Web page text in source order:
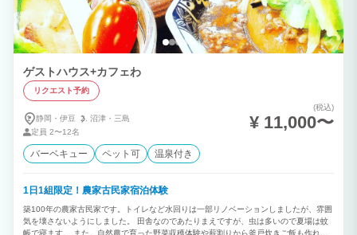
ゲストハウス+カフェわ
リクエスト予約
静岡・伊豆 沼津・ 三島
定員 2〜12名
(税込)
¥ 11,000〜
バーベキュー ペット可 温泉付き
1日1組限定！農家古民家宿泊体験
築100年の農家古民家です。トイレなど水回りは一部リノベーションしましたが、雰囲
気を壊さないようにしました。 田舎なのであたりまえですが、虫は多いので夏場は蚊
帳で寝ます。 また、自然農で育った野菜収穫体験や薪割りから釜戸炊きご飯も作れま